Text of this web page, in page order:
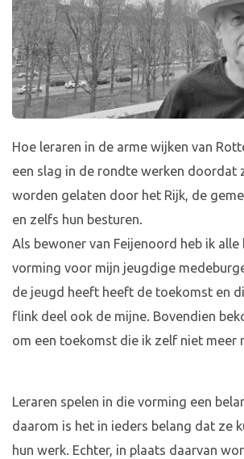
Hoe leraren in de arme wijken van
een slag in de rondte werken doordat
worden gelaten door het Rijk, de
en zelfs hun besturen.
Als bewoner van Feijenoord heb ik
vorming voor mijn jeugdige
de jeugd heeft heeft de toekomst en
flink deel ook de mijne. Bovendien
om een toekomst die ik zelf niet meer
Leraren spelen in die vorming een
daarom is het in ieders belang dat ze
hun werk. Echter, in plaats daarvan